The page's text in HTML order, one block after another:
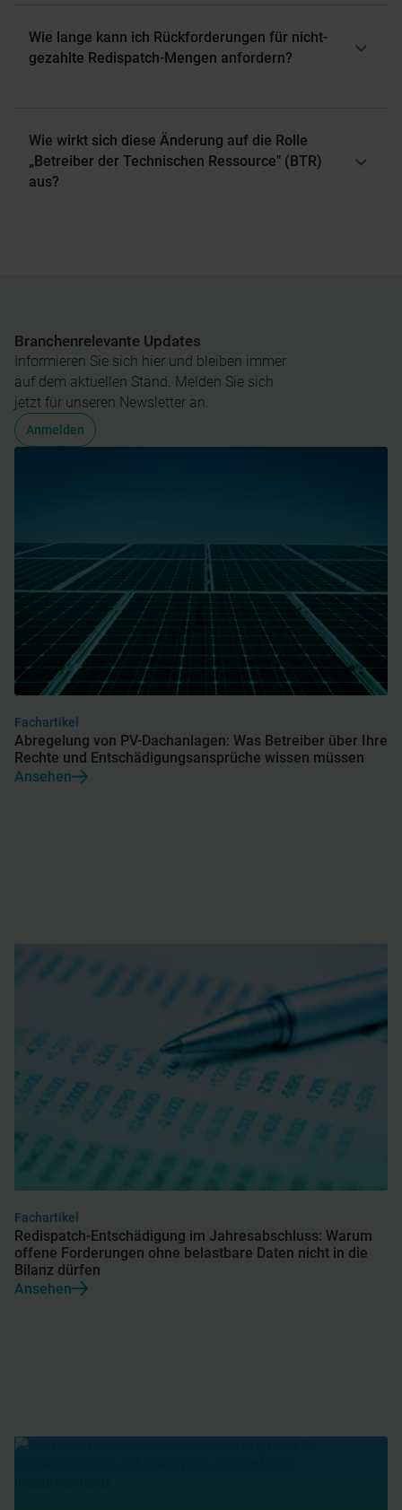
Mischpreis besser da
Wie lange kann ich Rückforderungen für nicht-
gezahlte Redispatch-Mengen anfordern?
Maßnahmen, wie etwa eine Rechnungsstellung.
Wie wirkt sich diese Änderung auf die Rolle
„Betreiber der Technischen Ressource" (BTR)
aus?
Branchenrelevante Updates
Informieren Sie sich hier und bleiben immer
auf dem aktuellen Stand. Melden Sie sich
jetzt für unseren Newsletter an.
Anmelden
Fachartikel
Abregelung von PV-Dachanlagen: Was Betreiber über Ihre
Rechte und Entschädigungsansprüche wissen müssen
Ansehen
Fachartikel
Redispatch-Entschädigung im Jahresabschluss: Warum
offene Forderungen ohne belastbare Daten nicht in die
Bilanz dürfen
Ansehen